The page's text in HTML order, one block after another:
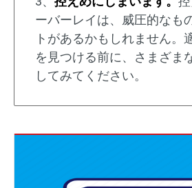
ーバーレイは、威圧的なも
トがあるかもしれません。
を見つける前に、さまざま
してみてください。